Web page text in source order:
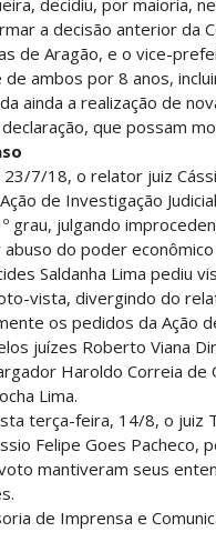
decidiu, por maioria,
a decisão anterior da
de Aragão, e o vice-
de ambos por 8 anos,
ainda a realização de
que possam
23/7/18, o relator juiz
de Investigação
grau, julgando
do poder
Saldanha Lima pediu
vista, divergindo do
os pedidos da Ação
juízes Roberto Viana
Haroldo Correia de
Lima.
terça-feira, 14/8, o juiz
Felipe Goes Pacheco,
mantiveram seus
de Imprensa e